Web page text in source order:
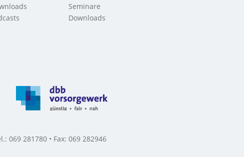
Seminare
Downloads
069 281780 • Fax: 069 282946